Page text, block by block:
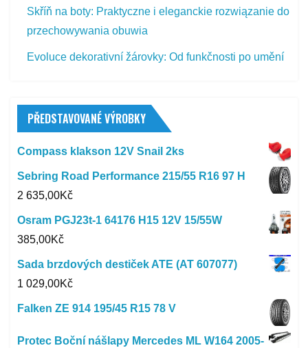
Skříň na boty: Praktyczne i eleganckie rozwiązanie do
przechowywania obuwia
Evoluce dekorativní žárovky: Od funkčnosti po umění
PŘEDSTAVOVANÉ VÝROBKY
Compass klakson 12V Snail 2ks
Sebring Road Performance 215/55 R16 97 H
2 635,00Kč
Osram PGJ23t-1 64176 H15 12V 15/55W
385,00Kč
Sada brzdových destiček ATE (AT 607077)
1 029,00Kč
Falken ZE 914 195/45 R15 78 V
Protec Boční nášlapy Mercedes ML W164 2005-